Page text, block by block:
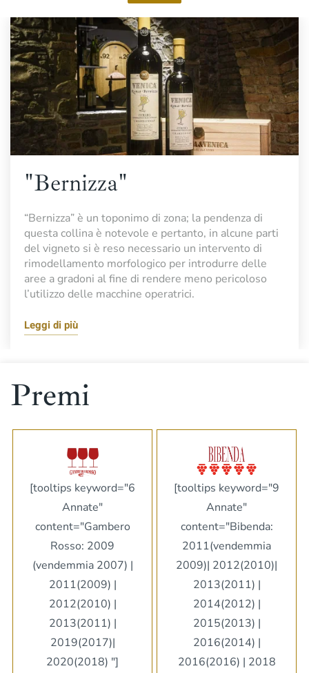
"Bernizza"
“Bernizza” è un toponimo di zona; la pendenza di
questa collina è notevole e pertanto, in alcune parti
del vigneto si è reso necessario un intervento di
rimodellamento morfologico per introdurre delle
aree a gradoni al fine di rendere meno pericoloso
l’utilizzo delle macchine operatrici.
Leggi di più
Premi
[tooltips keyword="6
Annate"
content="Gambero
Rosso: 2009
(vendemmia 2007) |
2011(2009) |
2012(2010) |
2013(2011) |
2019(2017)|
2020(2018) "]
[tooltips keyword="9
Annate"
content="Bibenda:
2011(vendemmia
2009)| 2012(2010)|
2013(2011) |
2014(2012) |
2015(2013) |
2016(2014) |
2016(2016) | 2018